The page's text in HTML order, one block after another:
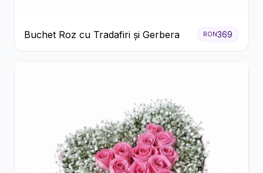
Buchet Roz cu Tradafiri și Gerbera RON369